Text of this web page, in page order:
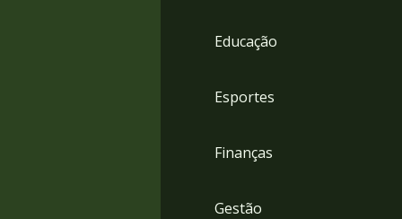
Educação
Esportes
Finanças
Gestão